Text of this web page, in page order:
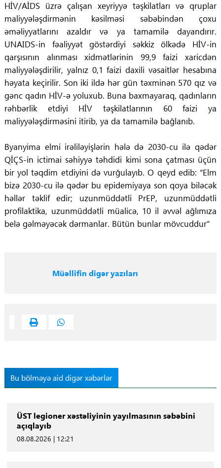
HİV/AİDS üzrə çalışan xeyriyyə təşkilatları və qruplar
maliyyələşdirmənin kəsilməsi səbəbindən çoxu
əməliyyatlarını azaldır və ya tamamilə dayandırır.
UNAIDS-in fəaliyyət göstərdiyi səkkiz ölkədə HİV-in
qarşısının alınması xidmətlərinin 99,9 faizi xaricdən
maliyyələşdirilir, yalnız 0,1 faizi daxili vəsaitlər hesabına
həyata keçirilir. Son iki ildə hər gün təxminən 570 qız və
gənc qadın HİV-ə yoluxub. Buna baxmayaraq, qadınların
rəhbərlik etdiyi HİV təşkilatlarının 60 faizi ya
maliyyələşdirməsini itirib, ya da tamamilə bağlanıb.
Byanyima elmi irəliləyişlərin hələ də 2030-cu ilə qədər
QİÇS-in ictimai səhiyyə təhdidi kimi sona çatması üçün
bir yol təqdim etdiyini də vurğulayıb. O qeyd edib: “Elm
bizə 2030-cu ilə qədər bu epidemiyaya son qoya biləcək
həllər təklif edir; uzunmüddətli PrEP, uzunmüddətli
profilaktika, uzunmüddətli müalicə, 10 il əvvəl ağlımıza
belə gəlməyəcək dərmanlar. Bütün bunlar mövcuddur”
Müəllifin digər yazıları
Bu bölməyə aid digər xəbərlər
ÜST legioner xəstəliyinin yayılmasının səbəbini
açıqlayıb
08.08.2026 | 12:21